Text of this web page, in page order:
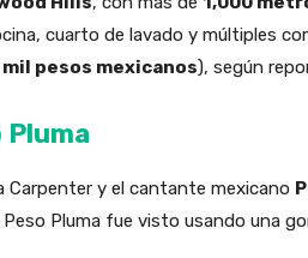
cuarto de lavado y múltiples
pesos mexicanos), según
Carpenter y el cantante mexicano
Pluma fue visto usando una